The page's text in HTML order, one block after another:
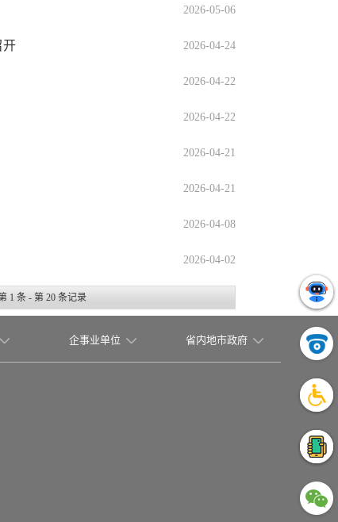
2026-05-06
开 2026-04-24
2026-04-22
2026-04-22
2026-04-21
2026-04-21
2026-04-08
2026-04-02
1 条 - 第 20 条记录
企事业单位 省内地市政府